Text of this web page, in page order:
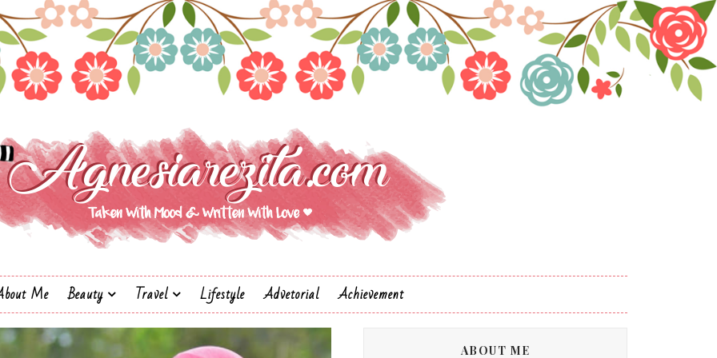
Me Beauty Travel Lifestyle Advetorial Achievement
ABOUT ME